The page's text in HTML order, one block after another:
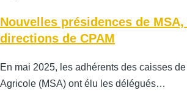
Nouvelles présidences de MSA,
directions de CPAM
En mai 2025, les adhérents des caisses
Agricole (MSA) ont élu les délégués…